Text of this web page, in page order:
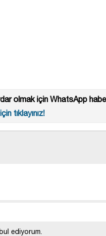
olmak için WhatsApp
tıklayınız!
ediyorum.